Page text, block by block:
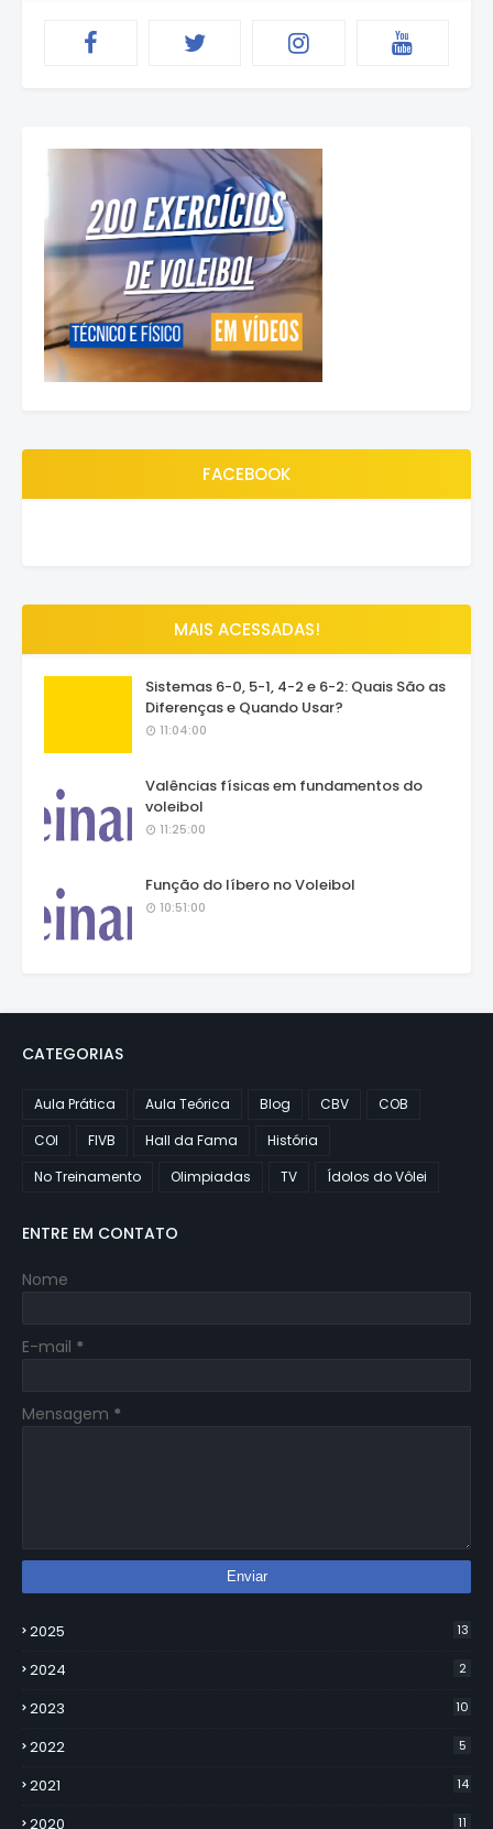
FACEBOOK
MAIS ACESSADAS!
Sistemas 6-0, 5-1, 4-2 e 6-2: Quais São as
Diferenças e Quando Usar?
11:04:00
Valências físicas em fundamentos do
voleibol
11:25:00
Função do líbero no Voleibol
10:51:00
CATEGORIAS
Aula Prática Aula Teórica Blog CBV
COB
COI
FIVB Hall da Fama
História
No Treinamento
Olimpiadas TV Ídolos do Vôlei
ENTRE EM CONTATO
Nome
E-mail *
Mensagem *
2025 13
2024 2
2023 10
2022 5
2021 14
2020 11